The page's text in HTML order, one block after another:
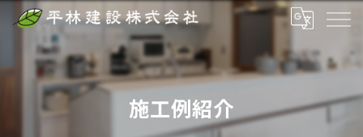
施工例紹介